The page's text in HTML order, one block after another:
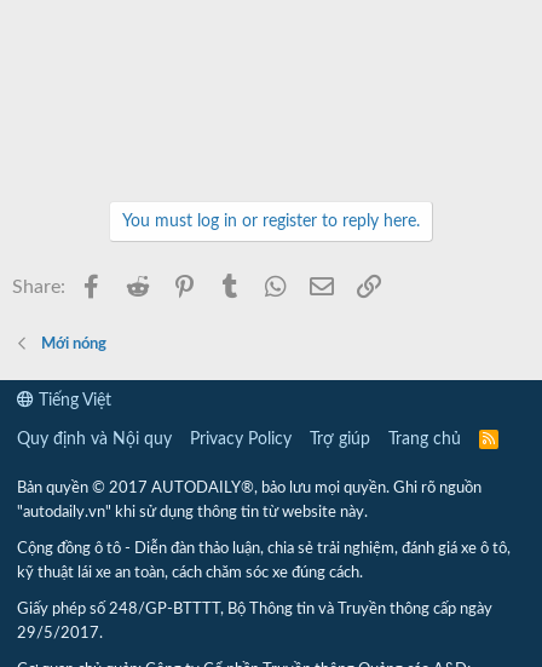
You must log in or register to reply here.
Share: Facebook
Reddit PinterestTumblr WhatsApp
Email
Mới nóng
Tiếng Việt
Quy định và Nội quy Privacy Policy Trợ giúp Trang chủ
R
Bản quyền © 2017 AUTODAILY®, bảo lưu mọi quyền. Ghi rõ nguồn
"autodaily.vn" khi sử dụng thông tin từ website này.
Cộng đồng ô tô - Diễn đàn thảo luận, chia sẻ trải nghiệm, đánh giá xe ô tô,
kỹ thuật lái xe an toàn, cách chăm sóc xe đúng cách.
Giấy phép số 248/GP-BTTTT, Bộ Thông tin và Truyền thông cấp ngày
29/5/2017.